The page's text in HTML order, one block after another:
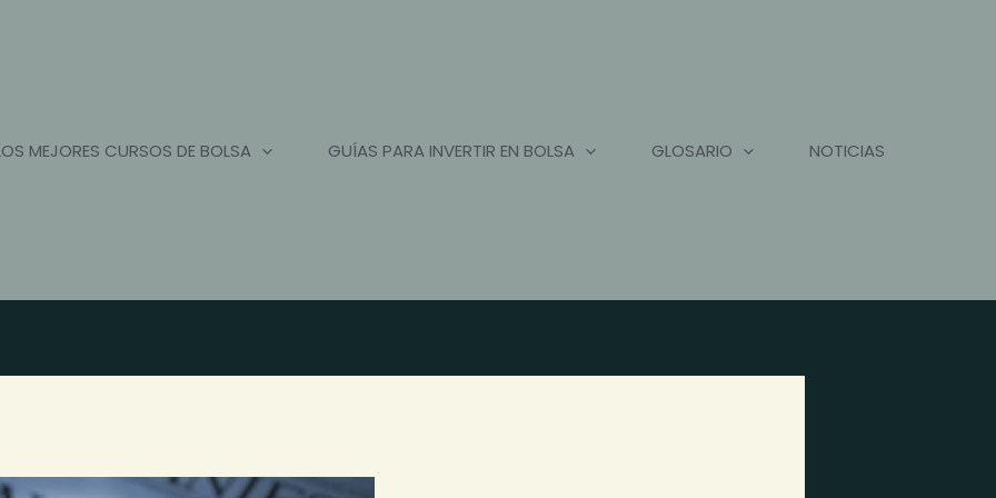
MEJORES CURSOS DE BOLSA GUÍAS PARA INVERTIR EN BOLSA GLOSARIO NOTICIAS